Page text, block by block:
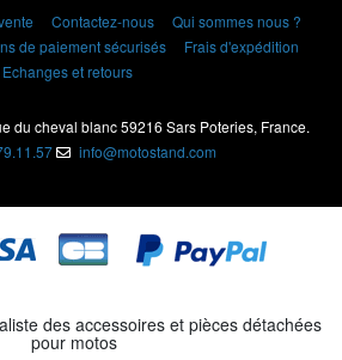
Contactez-nous
Qui sommes nous ?
de paiement sécurisés
Frais d'expédition
Echanges et retours
du cheval blanc 59216 Sars Poteries, France.
info@motostand.com
des accessoires et pièces détachées
pour motos